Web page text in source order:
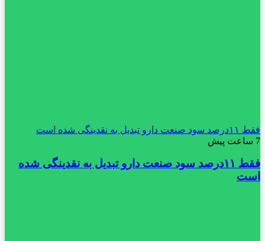
فقط ۱۱‌درصد سود صنعت دارو تبدیل به نقدینگی شده است
7 ساعت پیش
فقط ۱۱‌درصد سود صنعت دارو تبدیل به نقدینگی شده
است